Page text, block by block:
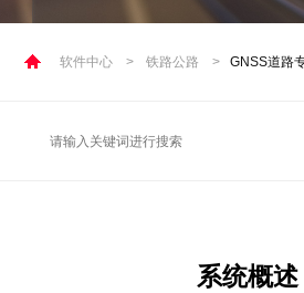
软件中心 > 铁路公路 > GNSS道路
系统概述